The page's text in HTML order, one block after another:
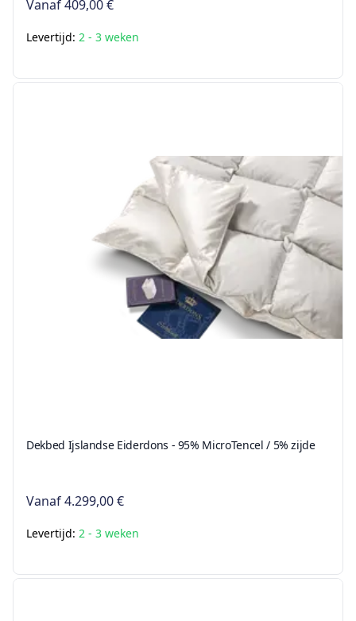
Vanaf409,00 €
Levertijd: 2 - 3 weken
Dekbed Ijslandse Eiderdons - 95% MicroTencel / 5% zijde
Vanaf4.299,00 €
Levertijd: 2 - 3 weken